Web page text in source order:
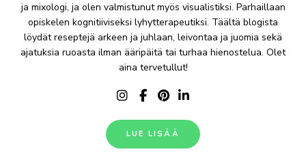
ja mixologi, ja olen valmistunut myös visualistiksi. Parhaillaan
opiskelen kognitiiviseksi lyhytterapeutiksi. Täältä blogista
löydät reseptejä arkeen ja juhlaan, leivontaa ja juomia sekä
ajatuksia ruoasta ilman ääripäitä tai turhaa hienostelua. Olet
aina tervetullut!
LUE LISÄÄ